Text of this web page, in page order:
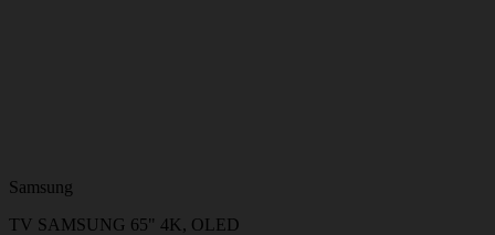
Samsung
TV SAMSUNG 65" 4K, OLED